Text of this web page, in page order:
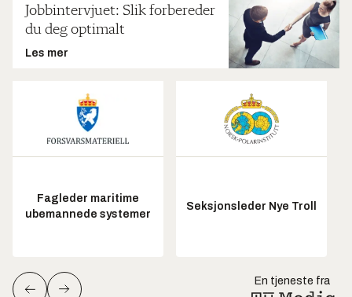
Jobbintervjuet: Slik forbereder
du deg optimalt
Les mer
Fagleder maritime
ubemannede systemer
Seksjonsleder Nye Troll
En tjeneste fra